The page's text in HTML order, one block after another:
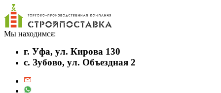
Мы находимся:
г. Уфа, ул. Кирова 130
с. Зубово, ул. Объездная 2